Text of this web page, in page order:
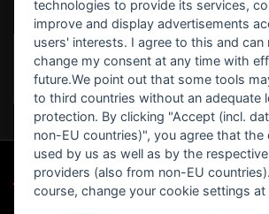
BEWERTUNGEN
SCHREIBEN SIE
Seien Sie der Erste, der
eine Bewertung schreibt
!
UNSERE SPEZIALANGEBOTE
technologies to provide its services,
improve and display advertisements
users' interests. I agree to this and can
change my consent at any time with
future.We point out that some tools
to third countries without an adequate
protection. By clicking "Accept (incl.
non-EU countries)", you agree that the
used by us as well as by the
providers (also from non-EU
course, change your cookie settings at